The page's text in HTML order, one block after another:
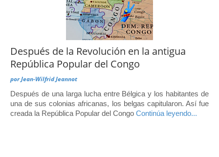
Después de la Revolución en la antigua
República Popular del Congo
porJean-Wilfrid Jeannot
Después de una larga lucha entre Bélgica y los habitantes de
una de sus colonias africanas, los belgas capitularon. Así fue
creada la República Popular del Congo Continúa leyendo...